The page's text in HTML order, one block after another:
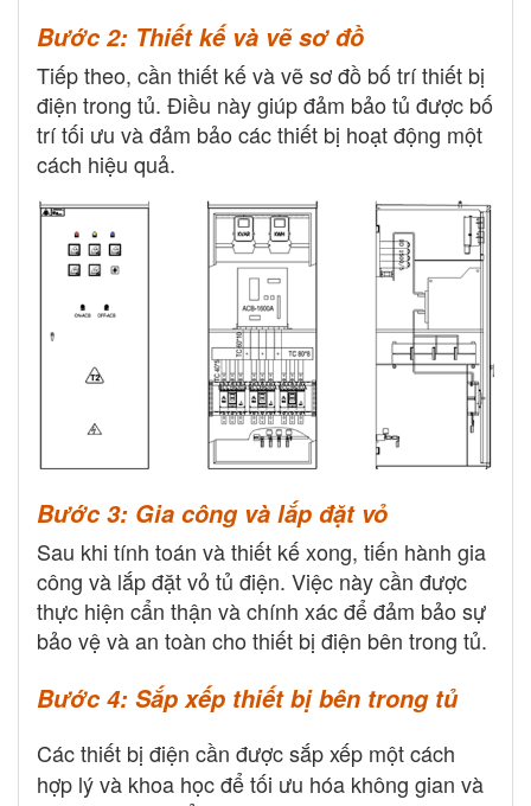
Bước 2: Thiết kế và vẽ sơ đồ
Tiếp theo, cần thiết kế và vẽ sơ đồ bố trí thiết bị
điện trong tủ. Điều này giúp đảm bảo tủ được bố
trí tối ưu và đảm bảo các thiết bị hoạt động một
cách hiệu quả.
Bước 3: Gia công và lắp đặt vỏ
Sau khi tính toán và thiết kế xong, tiến hành gia
công và lắp đặt vỏ tủ điện. Việc này cần được
thực hiện cẩn thận và chính xác để đảm bảo sự
bảo vệ và an toàn cho thiết bị điện bên trong tủ.
Bước 4: Sắp xếp thiết bị bên trong tủ
Các thiết bị điện cần được sắp xếp một cách
hợp lý và khoa học để tối ưu hóa không gian và